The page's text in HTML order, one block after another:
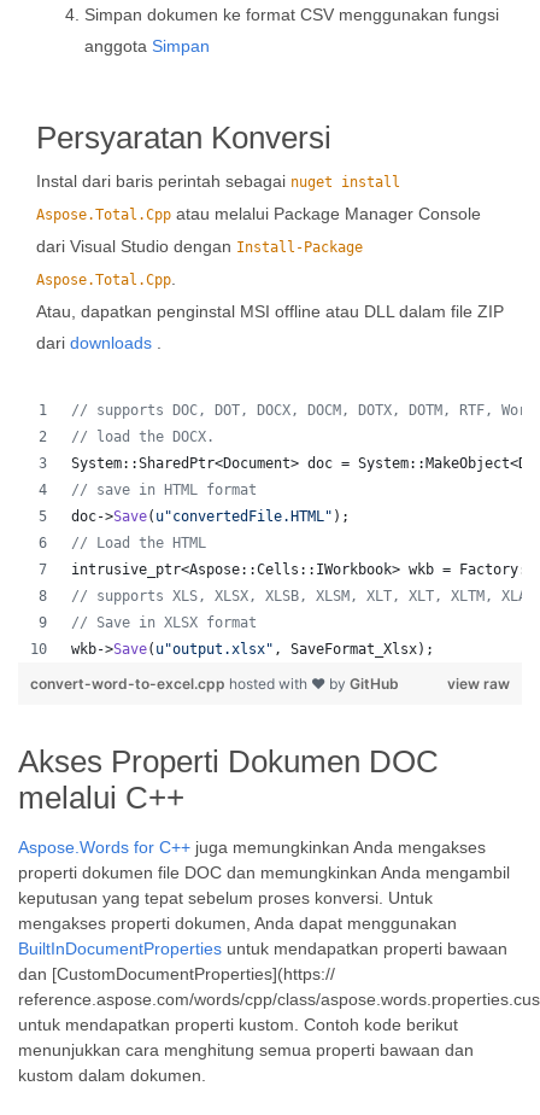
Simpan dokumen ke format CSV menggunakan fungsi
anggota Simpan
Persyaratan Konversi
Instal dari baris perintah sebagai nuget install
Aspose.Total.Cpp atau melalui Package Manager Console
dari Visual Studio dengan Install-Package
Aspose.Total.Cpp
Atau, dapatkan penginstal MSI offline atau DLL dalam file ZIP
dari downloads
// supports DOC, DOT, DOCX, DOCM, DOTX, DOTM, RTF,
// load the DOCX.
System::SharedPtr<Document> doc =
// save in HTML format
doc->Save( u"convertedFile.HTML" );
// Load the HTML
intrusive_ptr<Aspose::Cells::IWorkbook> wkb =
// supports XLS, XLSX, XLSB, XLSM, XLT, XLT, XLTM,
// Save in XLSX format
wkb->Save( u"output.xlsx" , SaveFormat_Xlsx);
view raw
convert-word-to-excel.cpp hosted with ❤ by GitHub
Akses Properti Dokumen DOC
melalui C++
Aspose.Words for C++ juga memungkinkan Anda mengakses
properti dokumen file DOC dan memungkinkan Anda mengambil
keputusan yang tepat sebelum proses konversi. Untuk
mengakses properti dokumen, Anda dapat menggunakan
BuiltInDocumentProperties untuk mendapatkan properti bawaan
dan [CustomDocumentProperties](https://
reference.aspose.com/words/cpp/class/
untuk mendapatkan properti kustom. Contoh kode berikut
menunjukkan cara menghitung semua properti bawaan dan
kustom dalam dokumen.